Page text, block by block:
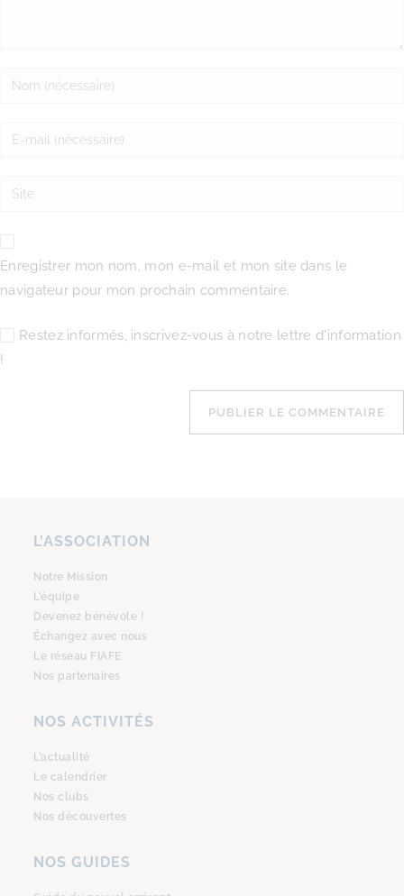
Enregistrer mon nom, mon e-mail et mon site dans le
navigateur pour mon prochain commentaire.
Restez informés, inscrivez-vous à notre lettre d'information
!
L’ASSOCIATION
Notre Mission
L’équipe
Devenez bénévole !
Échangez avec nous
Le réseau FIAFE
Nos partenaires
NOS ACTIVITÉS
L’actualité
Le calendrier
Nos clubs
Nos découvertes
NOS GUIDES